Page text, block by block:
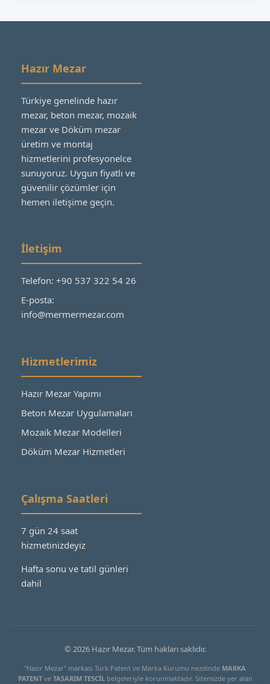
Hazır Mezar
Türkiye genelinde hazır
mezar, beton mezar, mozaik
mezar ve Döküm mezar
üretim ve montaj
hizmetlerini profesyonelce
sunuyoruz. Uygun fiyatlı ve
güvenilir çözümler için
hemen iletişime geçin.
İletişim
Telefon: +90 537 322 54 26
E-posta:
info@mermermezar.com
Hizmetlerimiz
Hazır Mezar Yapımı
Beton Mezar Uygulamaları
Mozaik Mezar Modelleri
Döküm Mezar Hizmetleri
Çalışma Saatleri
7 gün 24 saat
hizmetinizdeyiz
Hafta sonu ve tatil günleri
dahil
© 2026 Hazır Mezar. Tüm hakları saklıdır.
"Hazır Mezar" markası Türk Patent ve Marka Kurumu nezdinde MARKA
PATENTve TASARIM TESCİLbelgeleriyle korunmaktadır. Sitemizde yer alan